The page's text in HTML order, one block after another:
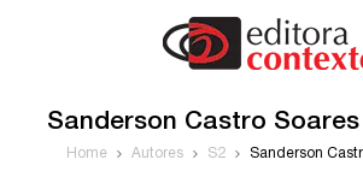
Sanderson Castro
Home Autores S2 Sanderson